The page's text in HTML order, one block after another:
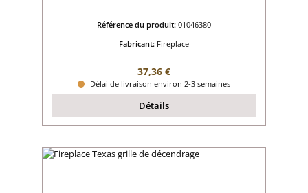
Référence du produit: 01046380
Fabricant: Fireplace
Prix régulier :
37,36 €
Délai de livraison environ 2-3 semaines
Détails